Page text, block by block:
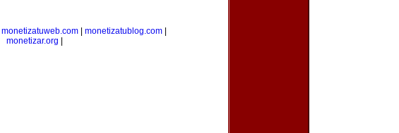
monetizatuweb.com monetizatublog.com
monetizar.org